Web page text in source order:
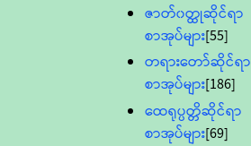
ဇာတ်၀တ္ထုဆိုင်ရာ
စာအုပ်များ[55]
တရားတော်ဆိုင်ရာ
စာအုပ်များ[186]
ထေရုပ္ပတ္တိဆိုင်ရာ
စာအုပ်များ[69]